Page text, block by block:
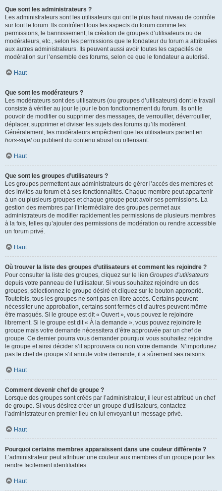
Que sont les administrateurs ?
Les administrateurs sont les utilisateurs qui ont le plus haut niveau de contrôle
sur tout le forum. Ils contrôlent tous les aspects du forum comme les
permissions, le bannissement, la création de groupes d’utilisateurs ou de
modérateurs, etc., selon les permissions que le fondateur du forum a attribuées
aux autres administrateurs. Ils peuvent aussi avoir toutes les capacités de
modération sur l’ensemble des forums, selon ce que le fondateur a autorisé.
Haut
Que sont les modérateurs ?
Les modérateurs sont des utilisateurs (ou groupes d’utilisateurs) dont le travail
consiste à vérifier au jour le jour le bon fonctionnement du forum. Ils ont le
pouvoir de modifier ou supprimer des messages, de verrouiller, déverrouiller,
déplacer, supprimer et diviser les sujets des forums qu’ils modèrent.
Généralement, les modérateurs empêchent que les utilisateurs partent en
hors-sujetou publient du contenu abusif ou offensant.
Haut
Que sont les groupes d’utilisateurs ?
Les groupes permettent aux administrateurs de gérer l’accès des membres et
des invités au forum et à ses fonctionnalités. Chaque membre peut appartenir
à un ou plusieurs groupes et chaque groupe peut avoir ses permissions. La
gestion des membres par l’intermédiaire des groupes permet aux
administrateurs de modifier rapidement les permissions de plusieurs membres
à la fois, telles qu’ajouter des permissions de modération ou rendre accessible
un forum privé.
Haut
Où trouver la liste des groupes d’utilisateurs et comment les rejoindre ?
Pour consulter la liste des groupes, cliquez sur le lien Groupes d’utilisateurs
depuis votre panneau de l’utilisateur. Si vous souhaitez rejoindre un des
groupes, sélectionnez le groupe désiré et cliquez sur le bouton approprié.
Toutefois, tous les groupes ne sont pas en libre accès. Certains peuvent
nécessiter une approbation, certains sont fermés et d’autres peuvent même
être masqués. Si le groupe est dit « Ouvert », vous pouvez le rejoindre
librement. Si le groupe est dit « À la demande », vous pouvez rejoindre le
groupe mais votre demande nécessitera d’être approuvée par un chef de
groupe. Ce dernier pourra vous demander pourquoi vous souhaitez rejoindre
le groupe et ainsi décider s’il approuvera ou non votre demande. N’importunez
pas le chef de groupe s’il annule votre demande, il a sûrement ses raisons.
Haut
Comment devenir chef de groupe ?
Lorsque des groupes sont créés par l’administrateur, il leur est attribué un chef
de groupe. Si vous désirez créer un groupe d’utilisateurs, contactez
l’administrateur en premier lieu en lui envoyant un message privé.
Haut
Pourquoi certains membres apparaissent dans une couleur différente ?
L’administrateur peut attribuer une couleur aux membres d’un groupe pour les
rendre facilement identifiables.
Haut